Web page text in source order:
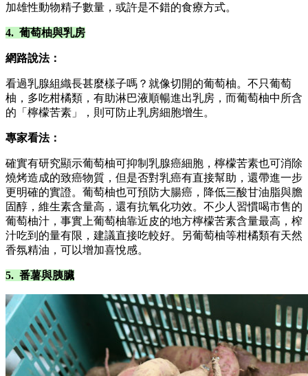
加雄性動物精子數量，或許是不錯的食療方式。
4. 葡萄柚與乳房
網路說法：
看過乳腺組織長甚麼樣子嗎？就像切開的葡萄柚。不只葡萄
柚，多吃柑橘類，有助淋巴液順暢進出乳房，而葡萄柚中所含
的「檸檬苦素」，則可防止乳房細胞增生。
專家看法：
確實有研究顯示葡萄柚可抑制乳腺癌細胞，檸檬苦素也可消除
燒烤造成的致癌物質，但是否對乳癌有直接幫助，還帶進一步
更明確的實證。葡萄柚也可預防大腸癌，降低三酸甘油脂與膽
固醇，維生素含量高，還有抗氧化功效。不少人習慣喝市售的
葡萄柚汁，事實上葡萄柚靠近皮的地方檸檬苦素含量最高，榨
汁吃到的量有限，建議直接吃較好。另葡萄柚等柑橘類有天然
香氛精油，可以增加喜悅感。
5. 番薯與胰臟